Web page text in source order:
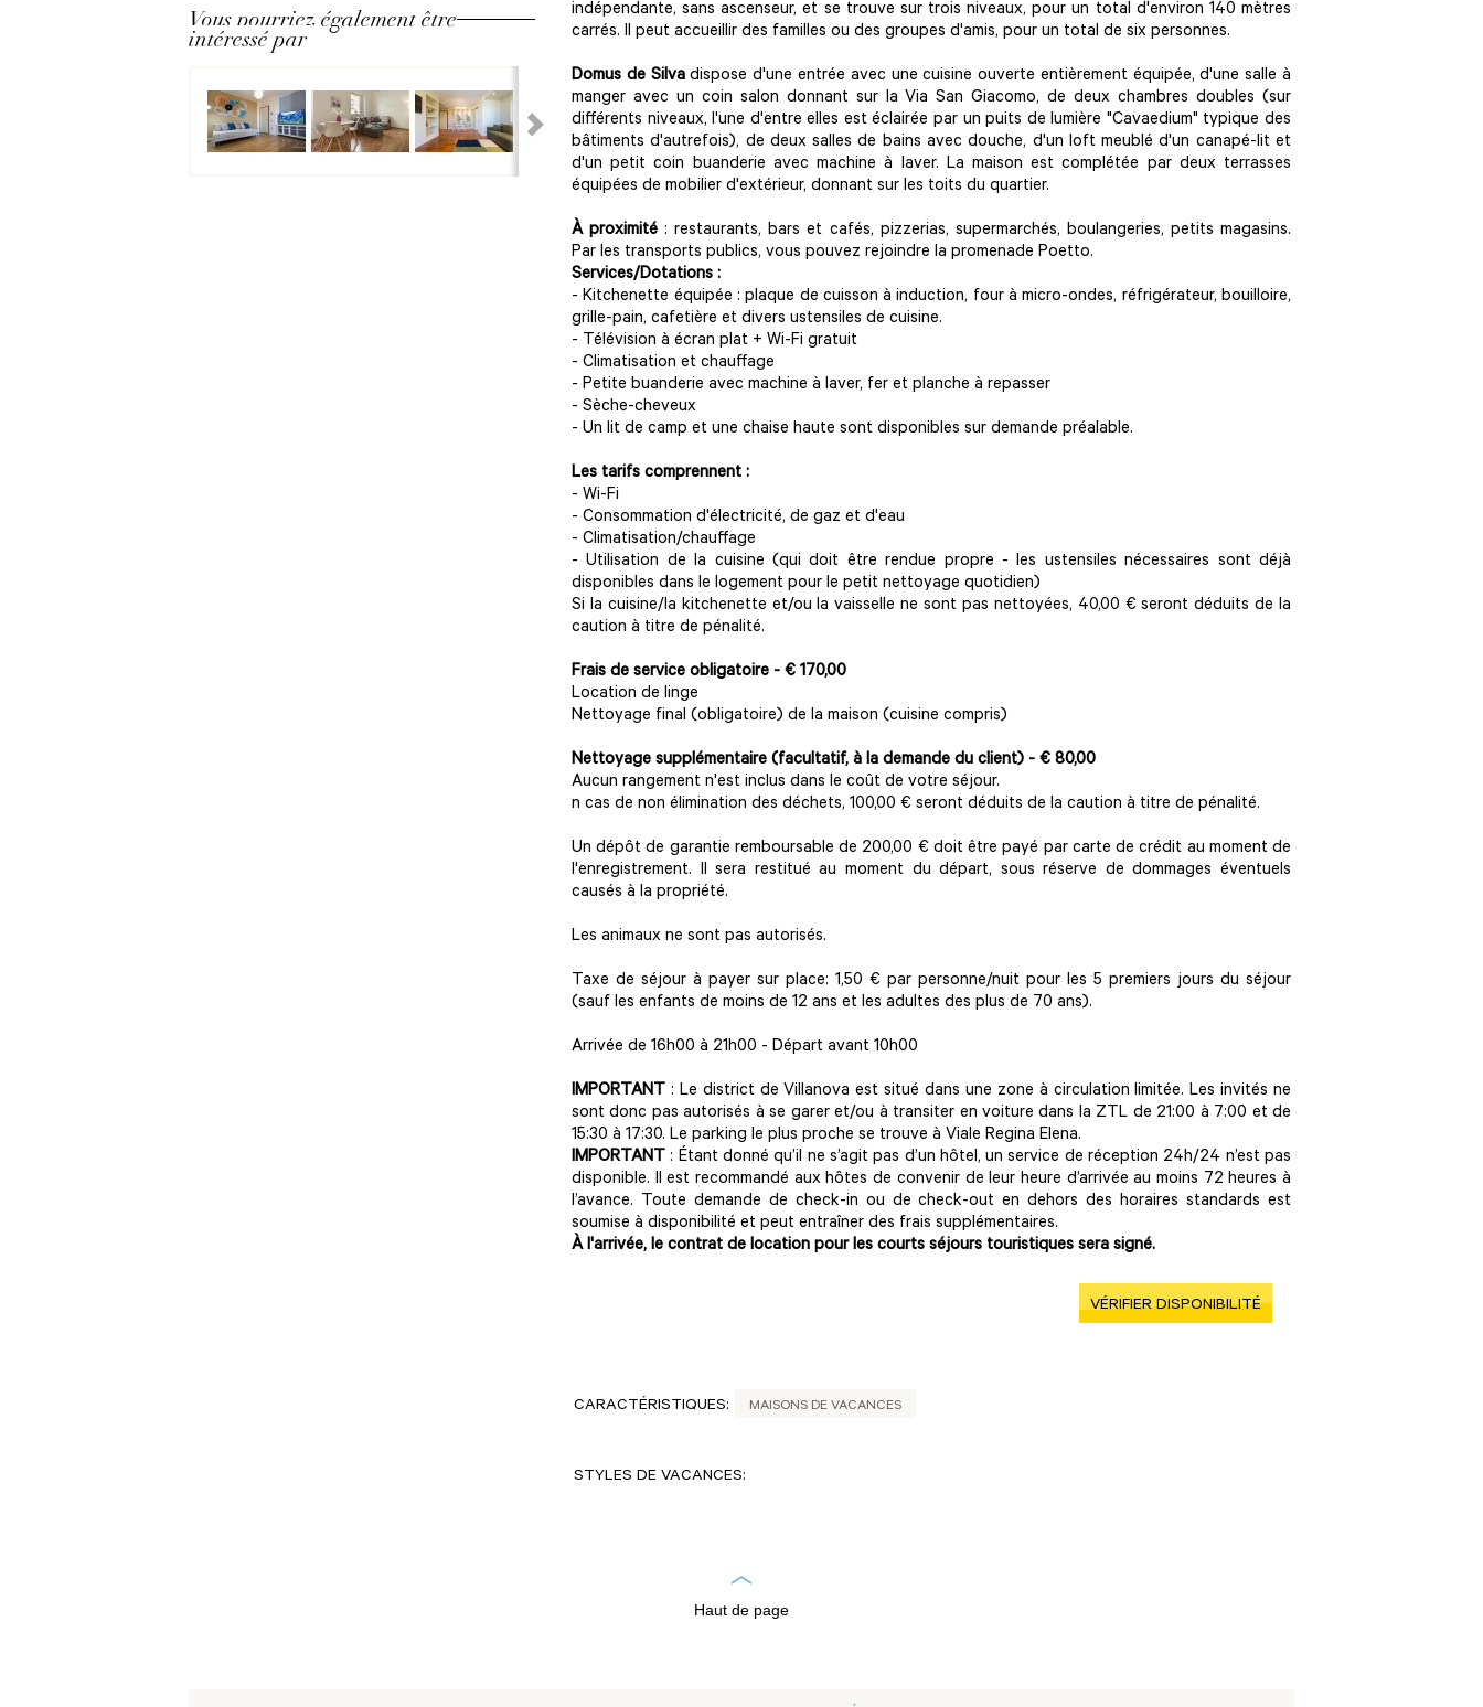
Vous pourriez également être
intéressé par
indépendante, sans ascenseur, et se trouve sur trois niveaux, pour un total d'environ 140 mètres
carrés. Il peut accueillir des familles ou des groupes d'amis, pour un total de six personnes.
Domus de Silvadispose d'une entrée avec une cuisine ouverte entièrement équipée, d'une salle à
manger avec un coin salon donnant sur la Via San Giacomo, de deux chambres doubles (sur
différents niveaux, l'une d'entre elles est éclairée par un puits de lumière "Cavaedium" typique des
bâtiments d'autrefois), de deux salles de bains avec douche, d'un loft meublé d'un canapé-lit et
d'un petit coin buanderie avec machine à laver. La maison est complétée par deux terrasses
équipées de mobilier d'extérieur, donnant sur les toits du quartier.
À proximité : restaurants, bars et cafés, pizzerias, supermarchés, boulangeries, petits magasins.
Par les transports publics, vous pouvez rejoindre la promenade Poetto.
Services/Dotations :
- Kitchenette équipée : plaque de cuisson à induction, four à micro-ondes, réfrigérateur, bouilloire,
grille-pain, cafetière et divers ustensiles de cuisine.
- Télévision à écran plat + Wi-Fi gratuit
- Climatisation et chauffage
- Petite buanderie avec machine à laver, fer et planche à repasser
- Sèche-cheveux
- Un lit de camp et une chaise haute sont disponibles sur demande préalable.
Les tarifs comprennent :
- Wi-Fi
- Consommation d'électricité, de gaz et d'eau
- Climatisation/chauffage
- Utilisation de la cuisine (qui doit être rendue propre - les ustensiles nécessaires sont déjà
disponibles dans le logement pour le petit nettoyage quotidien)
Si la cuisine/la kitchenette et/ou la vaisselle ne sont pas nettoyées, 40,00 € seront déduits de la
caution à titre de pénalité.
Frais de service obligatoire - € 170,00
Location de linge
Nettoyage final (obligatoire) de la maison (cuisine compris)
Nettoyage supplémentaire (facultatif, à la demande du client) - € 80,00
Aucun rangement n'est inclus dans le coût de votre séjour.
n cas de non élimination des déchets, 100,00 € seront déduits de la caution à titre de pénalité.
Un dépôt de garantie remboursable de 200,00 € doit être payé par carte de crédit au moment de
l'enregistrement. Il sera restitué au moment du départ, sous réserve de dommages éventuels
causés à la propriété.
Les animaux ne sont pas autorisés.
Taxe de séjour à payer sur place: 1,50 € par personne/nuit pour les 5 premiers jours du séjour
(sauf les enfants de moins de 12 ans et les adultes des plus de 70 ans).
Arrivée de 16h00 à 21h00 - Départ avant 10h00
IMPORTANT : Le district de Villanova est situé dans une zone à circulation limitée. Les invités ne
sont donc pas autorisés à se garer et/ou à transiter en voiture dans la ZTL de 21:00 à 7:00 et de
15:30 à 17:30. Le parking le plus proche se trouve à Viale Regina Elena.
IMPORTANT : Étant donné qu’il ne s’agit pas d’un hôtel, un service de réception 24h/24 n’est pas
disponible. Il est recommandé aux hôtes de convenir de leur heure d’arrivée au moins 72 heures à
l’avance. Toute demande de check-in ou de check-out en dehors des horaires standards est
soumise à disponibilité et peut entraîner des frais supplémentaires.
À l'arrivée, le contrat de location pour les courts séjours touristiques sera signé.
VÉRIFIER DISPONIBILITÉ
CARACTÉRISTIQUES: MAISONS DE VACANCES
STYLES DE VACANCES:
Haut de page